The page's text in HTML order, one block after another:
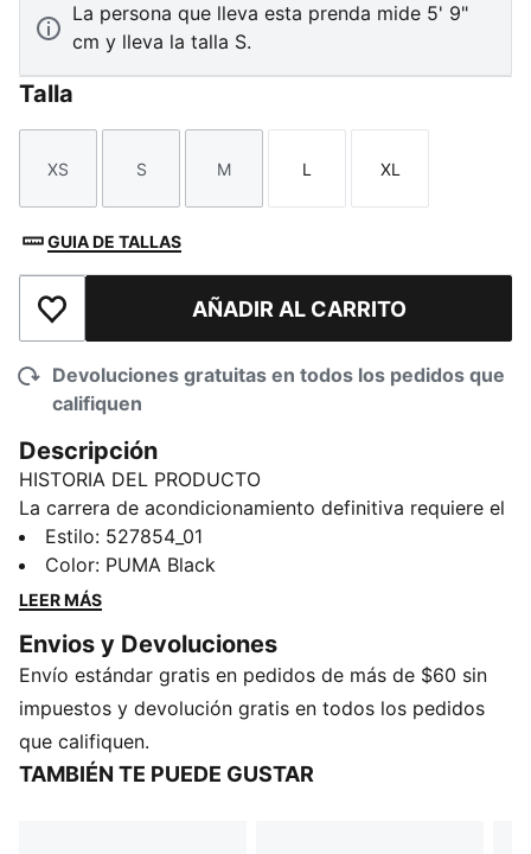
La persona que lleva esta prenda mide 5' 9"
cm y lleva la talla S.
Talla
Talla
XS
Talla
S
Talla
M
Talla
L
Talla
XL
GUIA DE TALLAS
Añadir a la lista de deseosAÑADIR AL CARRITO
Devoluciones gratuitas en todos los pedidos que
califiquen
Descripción
HISTORIA DEL PRODUCTO
La carrera de acondicionamiento definitiva requiere el
equipo definitivo. PUMA x HYROX vuelve una vez más
con nuevos diseños especialmente pensados para los
atletas HYROX. Ya sea que te estés preparando para
una nueva marca personal, cada pieza de esta
colección está hecha para hacer frente a la intensidad
de la competencia.
CARACTERÍSTICAS Y BENEFICIOS
dryCELL: Tecnología de alto rendimiento, diseñada
Estilo: 527854_01
Color: PUMA Black
LEER MÁS
Envios y Devoluciones
Envío estándar gratis en pedidos de más de $60 sin
impuestos y devolución gratis en todos los pedidos
que califiquen.
TAMBIÉN TE PUEDE GUSTAR